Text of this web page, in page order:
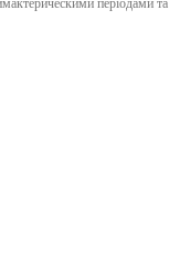
періодами та